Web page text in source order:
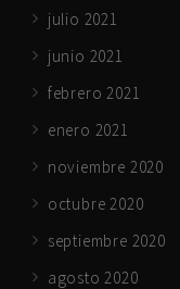
julio 2021
junio 2021
febrero 2021
enero 2021
noviembre 2020
octubre 2020
septiembre 2020
agosto 2020